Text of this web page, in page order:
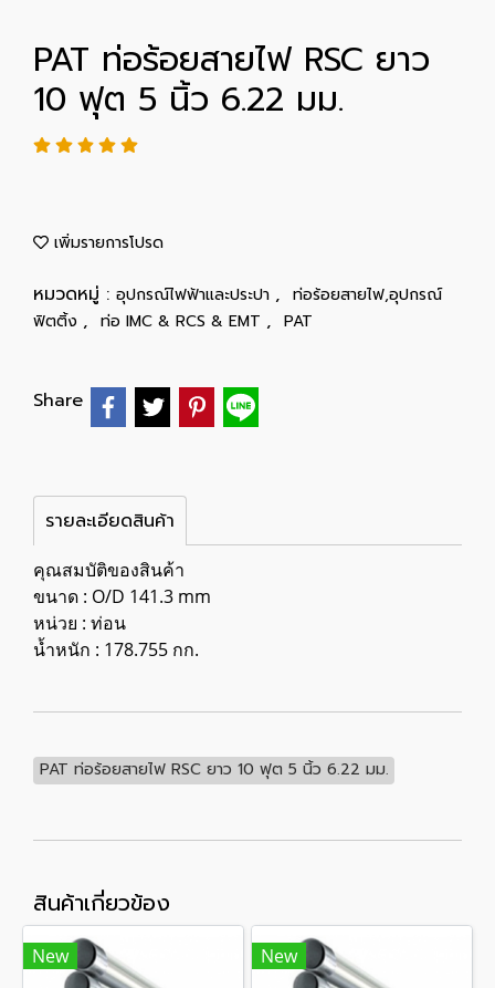
PAT ท่อร้อยสายไฟ RSC ยาว
10 ฟุต 5 นิ้ว 6.22 มม.
เพิ่มรายการโปรด
หมวดหมู่ : อุปกรณ์ไฟฟ้าและประปา , ท่อร้อยสายไฟ,อุปกรณ์
ฟิตติ้ง , ท่อ IMC & RCS & EMT , PAT
Share
รายละเอียดสินค้า
คุณสมบัติของสินค้า
ขนาด : O/D 141.3 mm
หน่วย : ท่อน
น้ำหนัก : 178.755 กก.
PAT ท่อร้อยสายไฟ RSC ยาว 10 ฟุต 5 นิ้ว 6.22 มม.
สินค้าเกี่ยวข้อง
New New